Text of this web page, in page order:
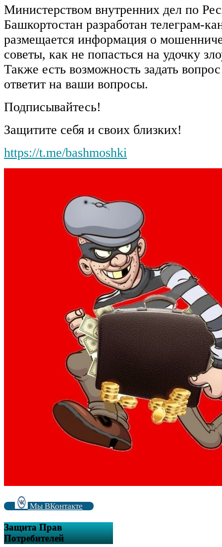
Министерством внутренних дел по
Башкортостан разработан телеграм-
размещается информация о
советы, как не попасться на удочку
Также есть возможность задать
ответит на ваши вопросы.
Подписывайтесь!
Защитите себя и своих близких!
https://t.me/bashmoshki
Мы ВКонтакте
Защита Прав
Потребителей